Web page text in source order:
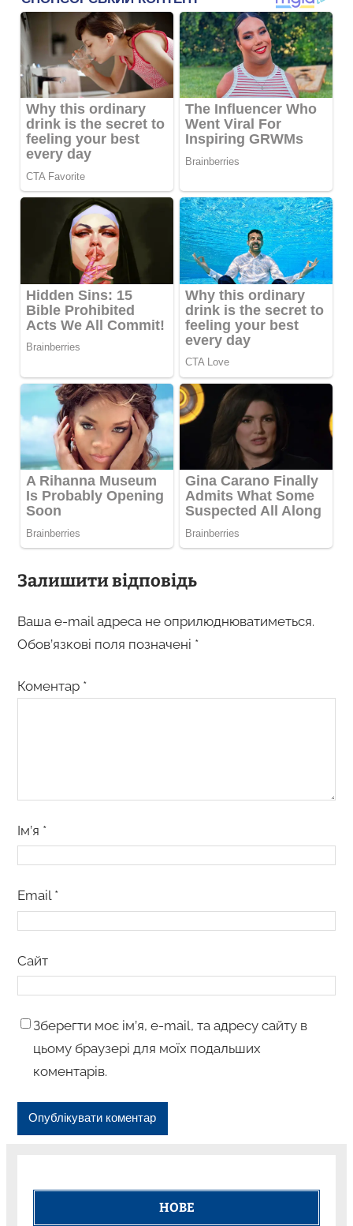
Залишити відповідь
Ваша e-mail адреса не оприлюднюватиметься.
Обов’язкові поля позначені *
Коментар *
Ім’я *
Email *
Сайт
Зберегти моє ім’я, e-mail, та адресу сайту в
цьому браузері для моїх подальших
коментарів.
НОВЕ